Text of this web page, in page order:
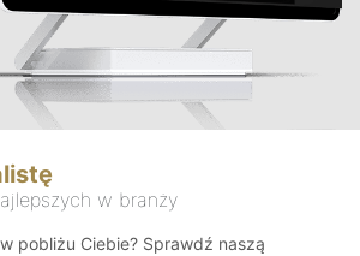
w branży
pobliżu Ciebie? Sprawdź naszą